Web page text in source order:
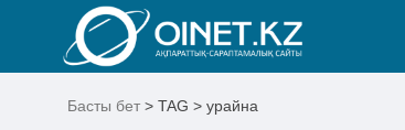
Басты бет > TAG > урайна